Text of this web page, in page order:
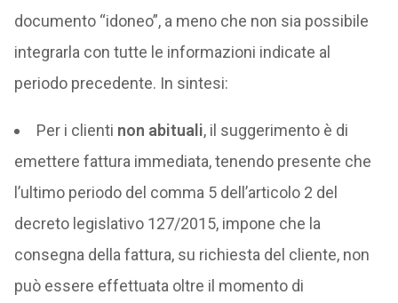
documento “idoneo”, a meno che non sia possibile
integrarla con tutte le informazioni indicate al
periodo precedente. In sintesi:
Per i clienti non abituali, il suggerimento è di
emettere fattura immediata, tenendo presente che
l’ultimo periodo del comma 5 dell’articolo 2 del
decreto legislativo 127/2015, impone che la
consegna della fattura, su richiesta del cliente, non
può essere effettuata oltre il momento di